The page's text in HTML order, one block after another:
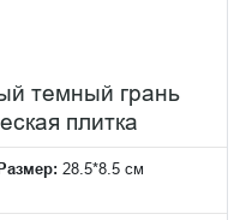
темный грань
плитка
28.5*8.5 см